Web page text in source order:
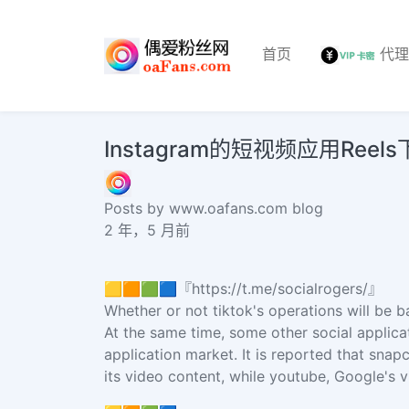
首页 代
Instagram的短视频应用Reels
Posts by www.oafans.com blog
2 年，5 月前
🟨🟧🟩🟦『https://t.me/socialrogers/』
Whether or not tiktok's operations will be
At the same time, some other social
application market. It is reported that
its video content, while youtube, Google's